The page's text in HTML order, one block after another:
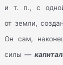
и т. п., с
от земли,
Он сам,
силы —